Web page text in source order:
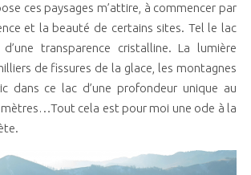
ces paysages m’attire, à commencer par
et la beauté de certains sites. Tel le lac
transparence cristalline. La lumière
de fissures de la glace, les montagnes
dans ce lac d’une profondeur unique au
cela est pour moi une ode à la